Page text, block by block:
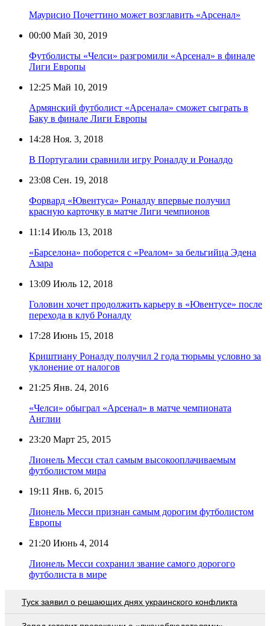
Маурисио Почеттино может возглавить «Арсенал»
00:00 Май 30, 2019
Футболисты «Челси» разгромили «Арсенал» в финале
Лиги Европы
12:25 Май 10, 2019
Армянский футболист «Арсенала» сможет сыграть в
Баку в финале Лиги Европы
14:28 Ноя. 3, 2018
В Португалии сравнили игру Роналду и Роналдо
23:08 Сен. 19, 2018
Форвард «Ювентуса» Роналду впервые получил
красную карточку в матче Лиги чемпионов
11:14 Июль 13, 2018
«Барселона» поборется с «Реалом» за бельгийца Эдена
Азара
13:09 Июль 12, 2018
Головин хочет продолжить карьеру в «Ювентусе» после
перехода в клуб Роналду
17:28 Июнь 15, 2018
Криштиану Роналду получил 2 года тюрьмы условно за
уклонение от налогов
21:25 Янв. 24, 2016
«Челси» обыграл «Арсенал» в матче чемпионата
Англии
23:20 Март 25, 2015
Лионель Месси стал самым высокооплачиваемым
футболистом мира
19:11 Янв. 6, 2015
Лионель Месси признан самым дорогим футболистом
Европы
21:20 Июнь 4, 2014
Лионель Месси сохранил звание самого дорогого
футболиста в мире
Туск заявил о решающих днях украинского конфликта